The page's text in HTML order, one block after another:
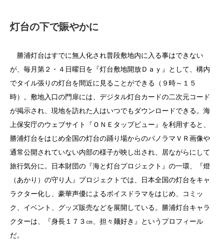
灯台の下で賑やかに
勝浦灯台はすでに無人化され普段敷地内に入る事はできない
が、毎月第２・４日曜日を『灯台敷地開放Ｄａｙ』として、構内
でタイル張りの灯台を間近に見ることができる（９時～１５
時）。敷地入口の門扉には、デジタル灯台カードの二次元コード
が掲示され、現地を訪れた人はいつでもダウンロードできる。海
上保安庁のウェブサイト『ＯＮＥタップビュー』を利用すると、
勝浦灯台をはじめ全国の灯台の踊り場からのパノラマＶＲ画像や
通常公開されていない内部の様子が映し出され、居ながらにして
旅行気分に。日本財団の『海と灯台プロジェクト』の一環、『燈
（あかり）の守り人』プロジェクトでは、日本全国の灯台をキャ
ラクター化し、豪華声優によるボイスドラマをはじめ、コミッ
ク、イベント、グッズ販売などを展開している。勝浦灯台キャラ
クターは、『身長１７３㎝、担々麺好き』というプロフィール
だ。